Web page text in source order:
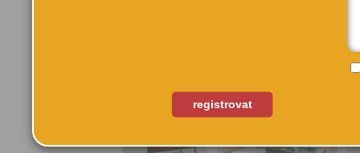
oblíbených
registrovat